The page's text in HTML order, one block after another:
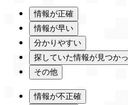
情報が正確
情報が早い
分かりやすい
探していた情報が見つか
その他
情報が不正確